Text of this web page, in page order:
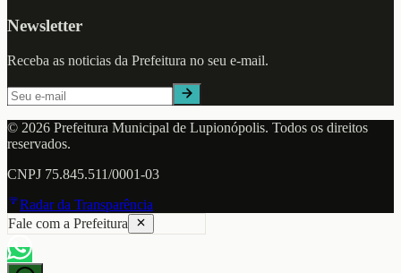
Newsletter
Receba as noticias da Prefeitura no seu e-mail.
© 2026 Prefeitura Municipal de Lupionópolis. Todos os direitos
reservados.
CNPJ 75.845.511/0001-03
Radar da Transparência
Fale com a Prefeitura